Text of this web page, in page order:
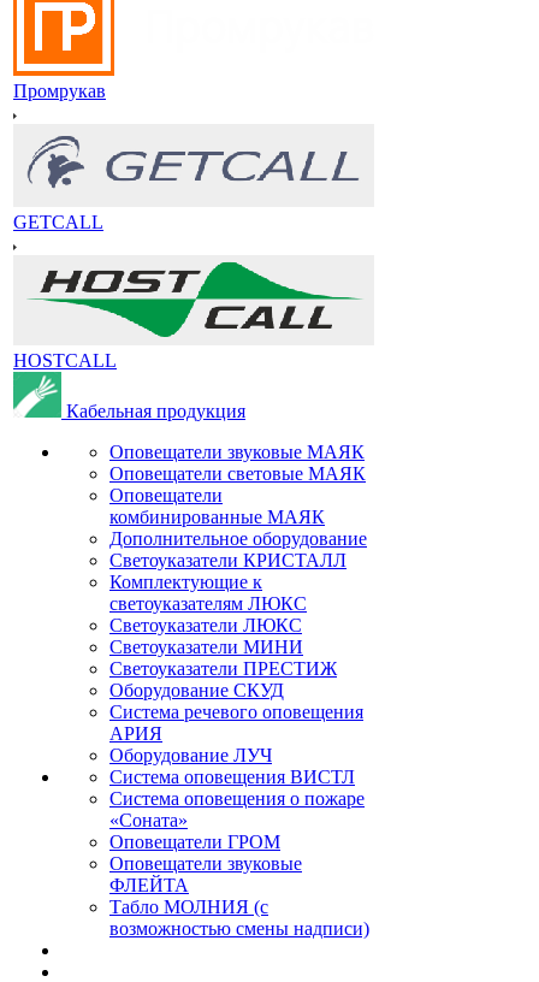
Промрукав
GETCALL
HOSTCALL
Кабельная продукция
Оповещатели звуковые МАЯК
Оповещатели световые МАЯК
Оповещатели
комбинированные МАЯК
Дополнительное оборудование
Светоуказатели КРИСТАЛЛ
Комплектующие к
светоуказателям ЛЮКС
Светоуказатели ЛЮКС
Светоуказатели МИНИ
Светоуказатели ПРЕСТИЖ
Оборудование СКУД
Система речевого оповещения
АРИЯ
Оборудование ЛУЧ
Система оповещения ВИСТЛ
Система оповещения о пожаре
«Соната»
Оповещатели ГРОМ
Оповещатели звуковые
ФЛЕЙТА
Табло МОЛНИЯ (с
возможностью смены надписи)